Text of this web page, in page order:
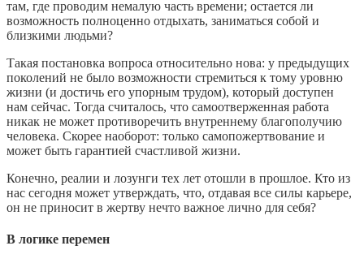
там, где проводим немалую часть времени; остается ли
возможность полноценно отдыхать, заниматься собой и
близкими людьми?
Такая постановка вопроса относительно нова: у предыдущих
поколений не было возможности стремиться к тому уровню
жизни (и достичь его упорным трудом), который доступен
нам сейчас. Тогда считалось, что самоотверженная работа
никак не может противоречить внутреннему благополучию
человека. Скорее наоборот: только самопожертвование и
может быть гарантией счастливой жизни.
Конечно, реалии и лозунги тех лет отошли в прошлое. Кто из
нас сегодня может утверждать, что, отдавая все силы карьере,
он не приносит в жертву нечто важное лично для себя?
В логике перемен